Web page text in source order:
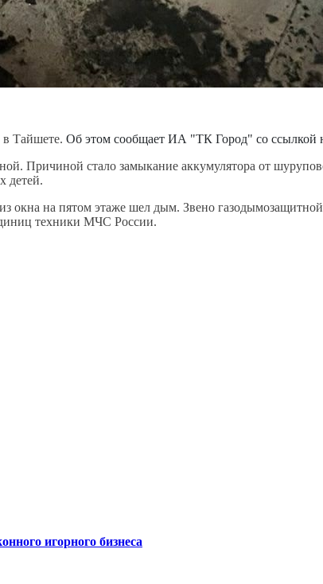
в Тайшете. Об этом сообщает ИА "ТК Город" со ссылкой
Причиной стало замыкание аккумулятора от
детей.
окна на пятом этаже шел дым. Звено
техники МЧС России.
игорного бизнеса